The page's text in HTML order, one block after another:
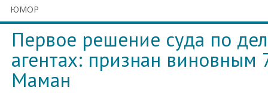
ЮМОР
Первое решение суда по
агентах: признан
Маман